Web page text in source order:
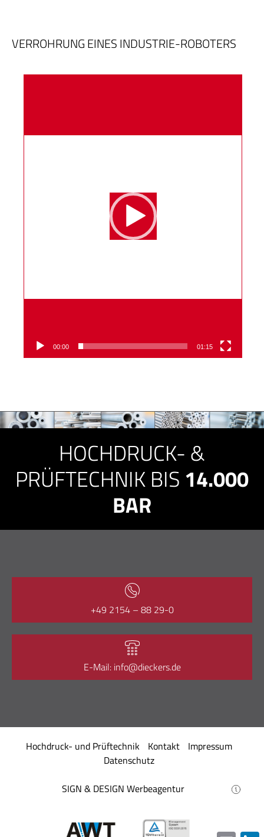
VERROHRUNG EINES INDUSTRIE-ROBOTERS
00:00 01:15
HOCHDRUCK- &
PRÜFTECHNIK BIS 14.000
BAR
+49 2154 – 88 29-0
E-Mail: info@dieckers.de
Hochdruck- und Prüftechnik Kontakt
Impressum
Datenschutz
SIGN & DESIGN Werbeagentur